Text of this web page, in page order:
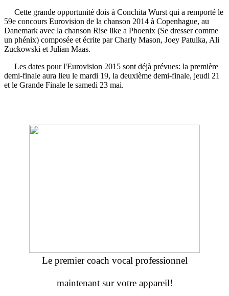
Cette grande opportunité dois à Conchita Wurst qui a remporté le
59e concours Eurovision de la chanson 2014 à Copenhague, au
Danemark avec la chanson Rise like a Phoenix (Se dresser comme
un phénix) composée et écrite par Charly Mason, Joey Patulka, Ali
Zuckowski et Julian Maas.
Les dates pour l'Eurovision 2015 sont déjà prévues: la première
demi-finale aura lieu le mardi 19, la deuxième demi-finale, jeudi 21
et le Grande Finale le samedi 23 mai.
Le premier coach vocal professionnel
maintenant sur votre appareil!